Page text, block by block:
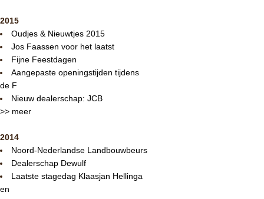
2015
Oudjes & Nieuwtjes 2015
Jos Faassen voor het laatst
Fijne Feestdagen
Aangepaste openingstijden tijdens
de F
Nieuw dealerschap: JCB
>> meer
2014
Noord-Nederlandse Landbouwbeurs
Dealerschap Dewulf
Laatste stagedag Klaasjan Hellinga
en